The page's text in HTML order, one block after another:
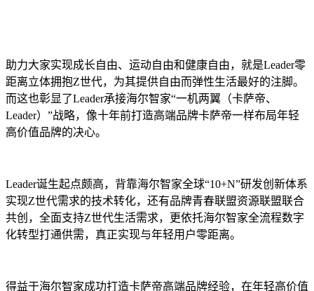
助力大家实现成长自由、运动自由和健康自由，就是Leader零
距离立体拥抱Z世代，为其提供自由而弹性生活最好的注脚。
而这也彰显了Leader承接海尔智家“一机两翼（卡萨帝、
Leader）”战略，像十年前打造高端品牌卡萨帝一样布局年轻
高价值品牌的决心。
Leader诞生起点颇高，背靠海尔智家全球“10+N”研发创新体系
实现Z世代需求的技术转化，还有品牌青春联盟资源联盟联合
共创，全面支持Z世代生活需求，更依托海尔智家全流程数字
化转型打通供需，真正实现与年轻用户零距离。
得益于海尔智家成功打造卡萨帝高端品牌经验，在年轻高价值